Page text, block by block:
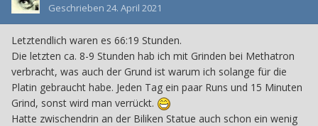
Geschrieben 24. April 2021
Letztendlich waren es 66:19 Stunden.
Die letzten ca. 8-9 Stunden hab ich mit Grinden bei Methatron
verbracht, was auch der Grund ist warum ich solange für die
Platin gebraucht habe. Jeden Tag ein paar Runs und 15 Minuten
Grind, sonst wird man verrückt.
Hatte zwischendrin an der Biliken Statue auch schon ein wenig